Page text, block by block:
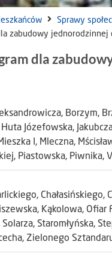
Sprawy
zabudowy
dla
Borzym,
Józefowska,
I, Mleczna,
Piastowska, Piwnika,
Chałasińskiego,
Kąkolowa, Ofiar
Staromłyńska,
Zielonego